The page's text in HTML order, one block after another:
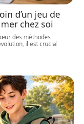
d’un jeu de
chez soi
des méthodes
il est crucial